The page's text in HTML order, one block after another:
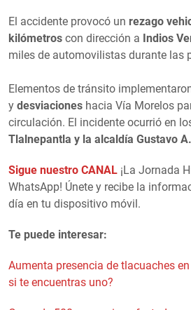
El accidente provocó un rezago
kilómetros con dirección a Indios
miles de automovilistas durante las
Elementos de tránsito
y desviaciones hacia Vía Morelos
circulación. El incidente ocurrió en
Tlalnepantla y la alcaldía Gustavo
Sigue nuestro CANAL ¡La Jornada
WhatsApp! Únete y recibe la
día en tu dispositivo móvil.
Te puede interesar:
Aumenta presencia de tlacuaches
si te encuentras uno?